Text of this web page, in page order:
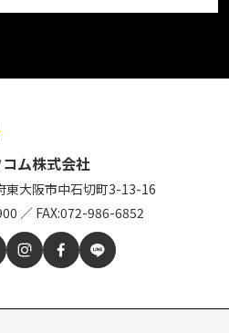
ム株式会社
東大阪市中石切町3-13-16
／ FAX:072-986-6852